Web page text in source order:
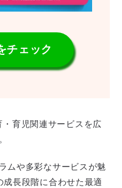
チェック
育児関連サービスを広
。
ムや多彩なサービスが魅
成長段階に合わせた最適